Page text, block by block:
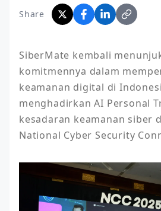
Share
SiberMate kembali
komitmennya dalam
keamanan digital di
menghadirkan AI Personal
kesadaran keamanan siber
National Cyber Security